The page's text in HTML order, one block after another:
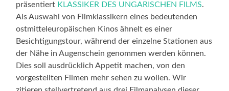
präsentiert KLASSIKER DES UNGARISCHEN FILMS.
Als Auswahl von Filmklassikern eines bedeutenden
ostmitteleuropäischen Kinos ähnelt es einer
Besichtigungstour, während der einzelne Stationen aus
der Nähe in Augenschein genommen werden können.
Dies soll ausdrücklich Appetit machen, von den
vorgestellten Filmen mehr sehen zu wollen. Wir